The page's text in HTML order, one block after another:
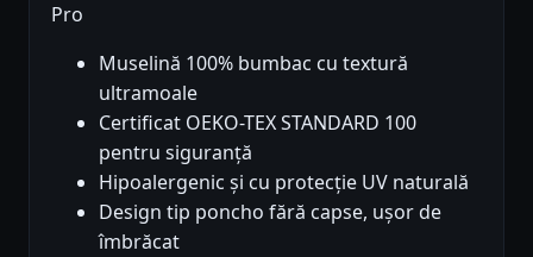
Pro
Muselină 100% bumbac cu textură
ultramoale
Certificat OEKO-TEX STANDARD 100
pentru siguranță
Hipoalergenic și cu protecție UV naturală
Design tip poncho fără capse, ușor de
îmbrăcat